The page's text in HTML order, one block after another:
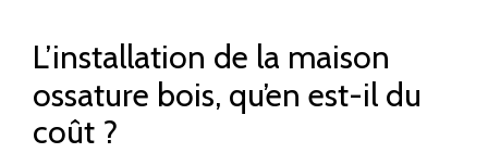
L’installation de la maison
ossature bois, qu’en est-il du
coût ?